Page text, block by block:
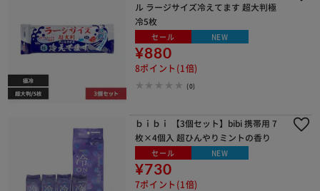
ル ラージサイズ冷えてます 超大判極
冷5枚
セール NEW
¥880
8ポイント(1倍)
(0)
ｂｉｂｉ 【3個セット】bibi 携帯用 7
枚×4個入 超ひんやりミントの香り
セール NEW
¥730
7ポイント(1倍)